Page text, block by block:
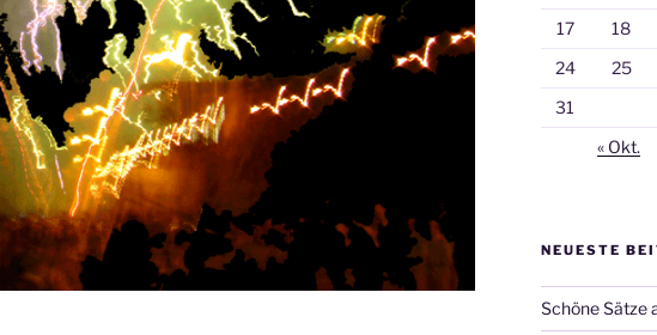
17
18
24
25
31
« Okt.
NEUESTE
Schöne Sätze